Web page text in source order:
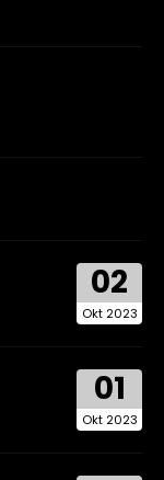
02
Okt 2023
01
Okt 2023